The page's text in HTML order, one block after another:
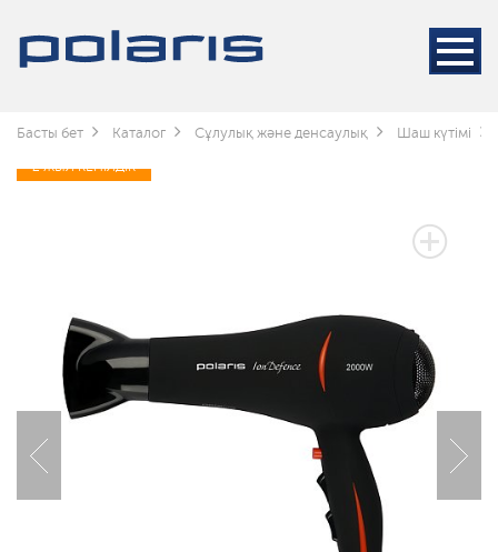
Басты бет Каталог Сұлулық және денсаулық Шаш күтімі
2 ЖЫЛ КЕПІЛДІК